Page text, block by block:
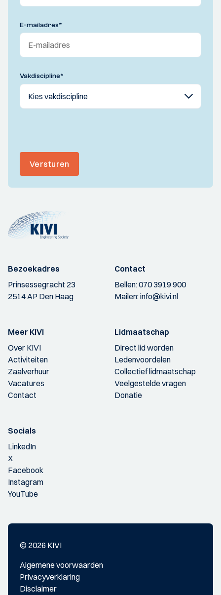
E-mailadres*
Vakdiscipline*
Versturen
Bezoekadres
Prinsessegracht 23
2514 AP Den Haag
Contact
Bellen:070 3919 900
Mailen:info@kivi.nl
Meer KIVI
Over KIVI
Activiteiten
Zaalverhuur
Vacatures
Contact
Lidmaatschap
Direct lid worden
Ledenvoordelen
Collectief lidmaatschap
Veelgestelde vragen
Donatie
Socials
LinkedIn
X
Facebook
Instagram
YouTube
© 2026 KIVI
Algemene voorwaarden
Privacyverklaring
Disclaimer